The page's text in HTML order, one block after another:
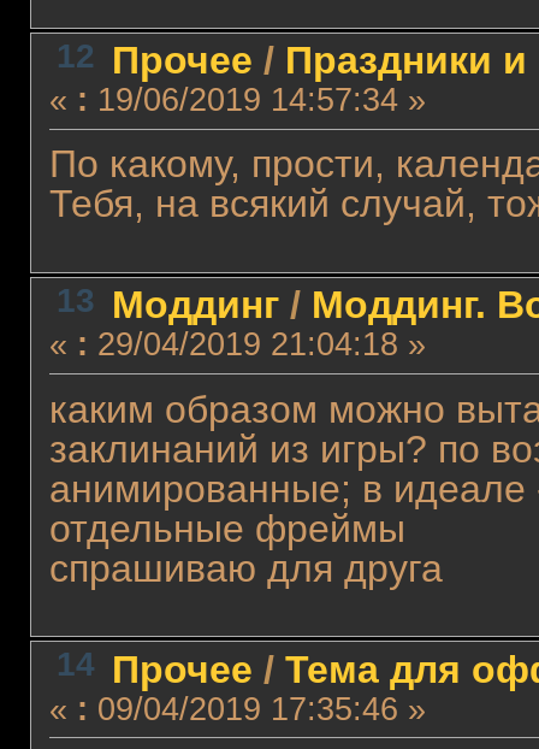
12 Прочее / Праздники
« : 19/06/2019 14:57:34 »
По какому, прости,
Тебя, на всякий случай,
13 Моддинг/ Моддинг.
« : 29/04/2019 21:04:18 »
каким образом можно
заклинаний из игры? по
анимированные; в
отдельные фреймы
спрашиваю для друга
14 Прочее / Тема для
« : 09/04/2019 17:35:46 »